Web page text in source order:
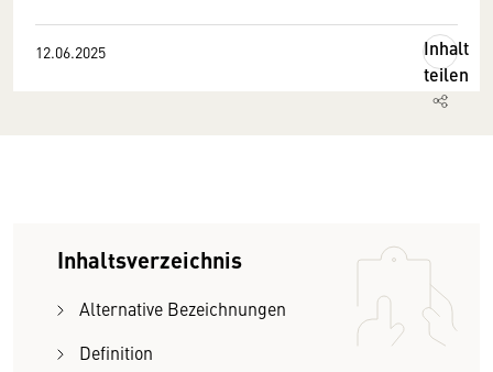
12.06.2025
Inhalt
teilen
Inhaltsverzeichnis
Alternative Bezeichnungen
Definition